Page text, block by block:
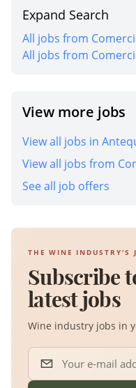
Expand Search
All jobs from
All jobs from
View more jobs
View all jobs in
View all jobs from
See all job offers
THE WINE INDUSTRY'S
Subscribe
latest jobs
Wine industry jobs in
Your e-mail